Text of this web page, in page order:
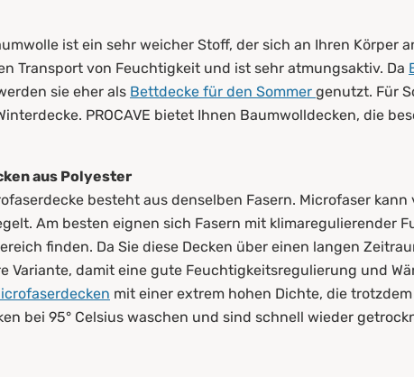
ist ein sehr weicher Stoff, der sich an Ihren Körper
Transport von Feuchtigkeit und ist sehr atmungsaktiv. Da
sie eher als Bettdecke für den Sommer genutzt. Für
PROCAVE bietet Ihnen Baumwolldecken, die
aus Polyester
besteht aus denselben Fasern. Microfaser
Am besten eignen sich Fasern mit klimaregulierender
finden. Da Sie diese Decken über einen langen
Variante, damit eine gute Feuchtigkeitsregulierung und
mit einer extrem hohen Dichte, die
bei 95° Celsius waschen und sind schnell wieder